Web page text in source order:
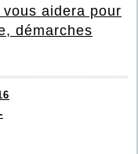
aidera pour
démarches